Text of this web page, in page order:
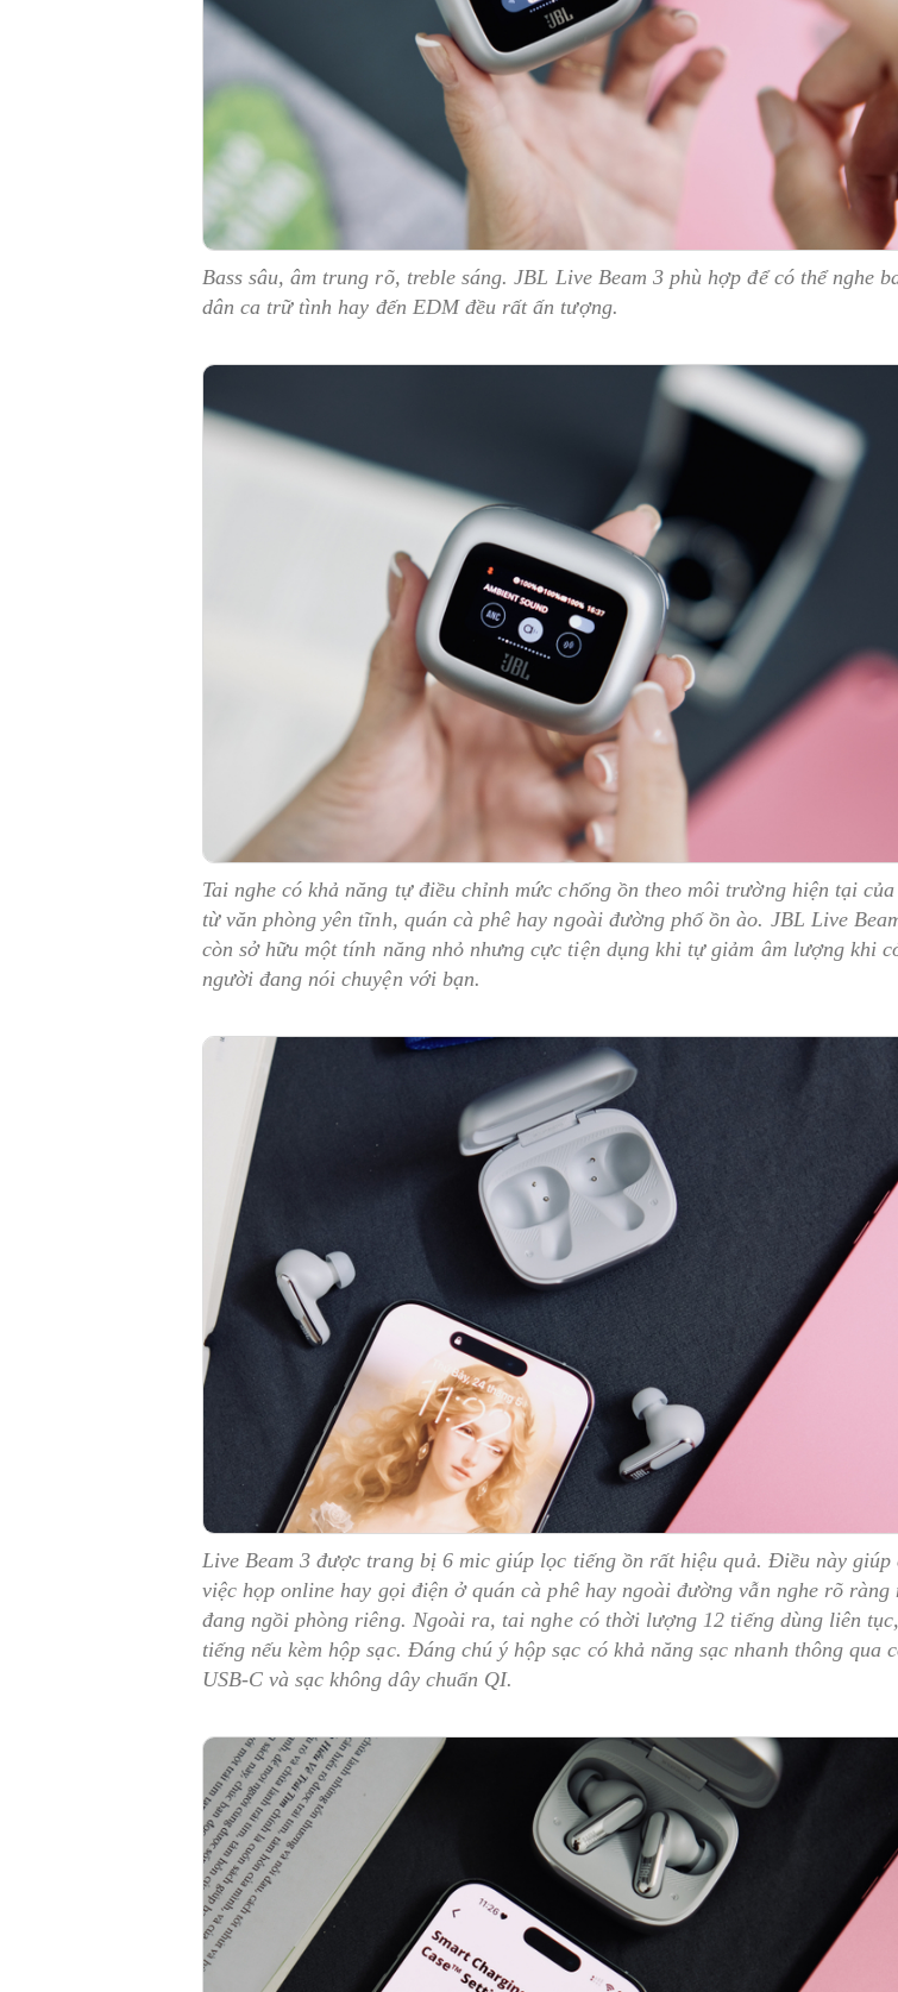
Bass sâu, âm trung rõ, treble sáng. JBL Live Beam 3 phù hợp để có thể nghe
dân ca trữ tình hay đến EDM đều rất ấn tượng.
Tai nghe có khả năng tự điều chỉnh mức chống ồn theo môi trường hiện tại của
từ văn phòng yên tĩnh, quán cà phê hay ngoài đường phố ồn ào. JBL Live
còn sở hữu một tính năng nhỏ nhưng cực tiện dụng khi tự giảm âm lượng khi
người đang nói chuyện với bạn.
Live Beam 3 được trang bị 6 mic giúp lọc tiếng ồn rất hiệu quả. Điều này giúp
việc họp online hay gọi điện ở quán cà phê hay ngoài đường vẫn nghe rõ ràng
đang ngồi phòng riêng. Ngoài ra, tai nghe có thời lượng 12 tiếng dùng liên
tiếng nếu kèm hộp sạc. Đáng chú ý hộp sạc có khả năng sạc nhanh thông qua
USB-C và sạc không dây chuẩn QI.